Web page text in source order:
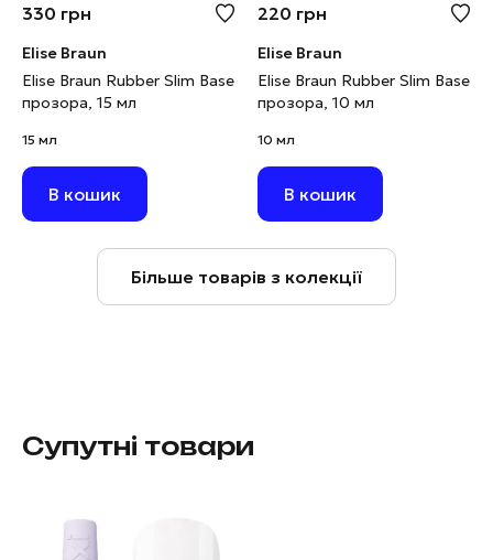
330 грн
Elise Braun
Elise Braun Rubber Slim Base
прозора, 15 мл
15 мл
В кошик
220 грн
Elise Braun
Elise Braun Rubber Slim Base
прозора, 10 мл
10 мл
В кошик
Більше товарів з колекції
Супутні товари